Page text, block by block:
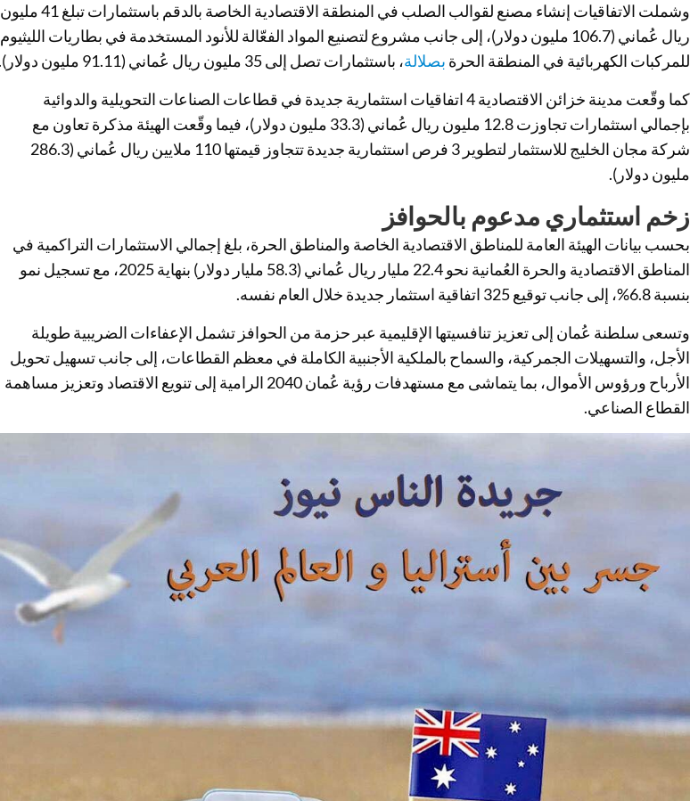
وشملت الاتفاقيات إنشاء مصنع لقوالب الصلب في المنطقة الاقتصادية الخاصة بالدقم باستثمارات تبلغ 41 مليون
ريال عُماني (106.7 مليون دولار)، إلى جانب مشروع لتصنيع المواد الفعّالة للأنود المستخدمة في بطاريات الليثيوم
للمركبات الكهربائية في المنطقة الحرة بصلالة، باستثمارات تصل إلى 35 مليون ريال عُماني (91.11 مليون دولار).
كما وقّعت مدينة خزائن الاقتصادية 4 اتفاقيات استثمارية جديدة في قطاعات الصناعات التحويلية والدوائية
بإجمالي استثمارات تجاوزت 12.8 مليون ريال عُماني (33.3 مليون دولار)، فيما وقّعت الهيئة مذكرة تعاون مع
شركة مجان الخليج للاستثمار لتطوير 3 فرص استثمارية جديدة تتجاوز قيمتها 110 ملايين ريال عُماني (286.3
مليون دولار).
زخم استثماري مدعوم بالحوافز
بحسب بيانات الهيئة العامة للمناطق الاقتصادية الخاصة والمناطق الحرة، بلغ إجمالي الاستثمارات التراكمية في
المناطق الاقتصادية والحرة العُمانية نحو 22.4 مليار ريال عُماني (58.3 مليار دولار) بنهاية 2025، مع تسجيل نمو
بنسبة 6.8%، إلى جانب توقيع 325 اتفاقية استثمار جديدة خلال العام نفسه.
وتسعى سلطنة عُمان إلى تعزيز تنافسيتها الإقليمية عبر حزمة من الحوافز تشمل الإعفاءات الضريبية طويلة
الأجل، والتسهيلات الجمركية، والسماح بالملكية الأجنبية الكاملة في معظم القطاعات، إلى جانب تسهيل تحويل
الأرباح ورؤوس الأموال، بما يتماشى مع مستهدفات رؤية عُمان 2040 الرامية إلى تنويع الاقتصاد وتعزيز مساهمة
القطاع الصناعي.